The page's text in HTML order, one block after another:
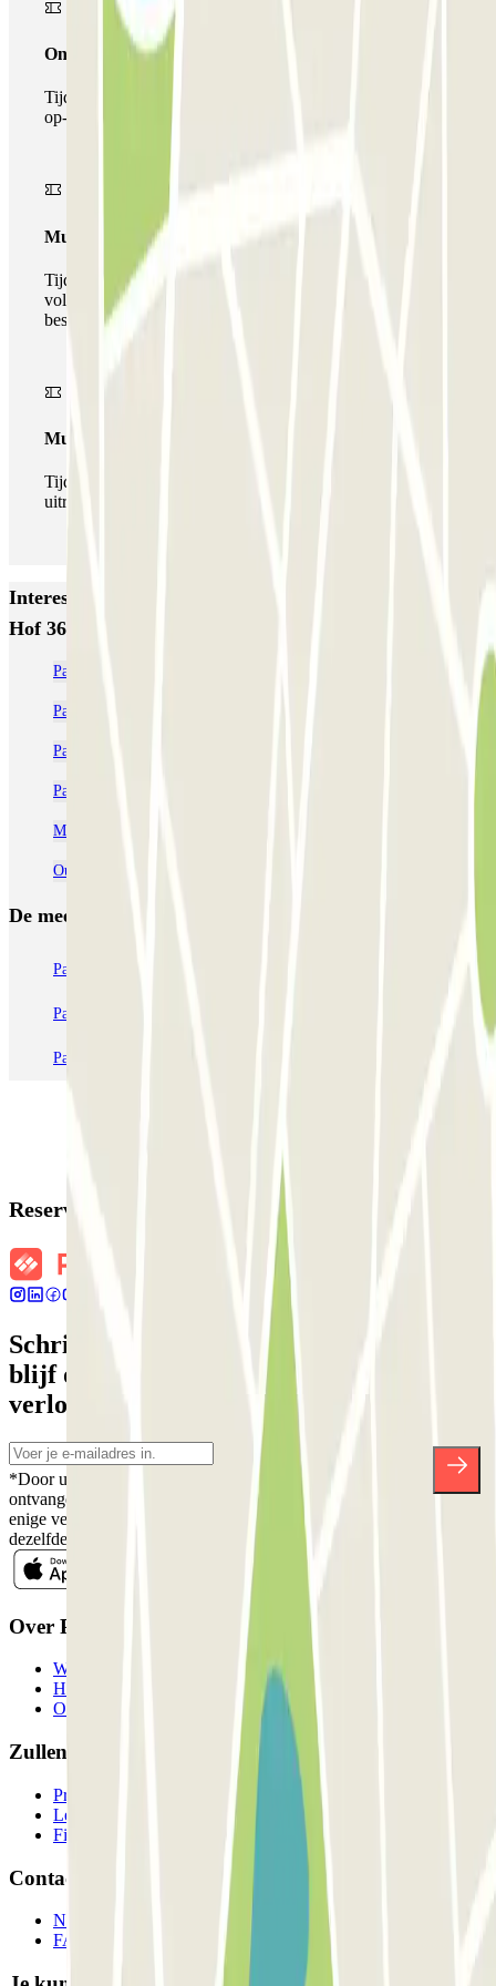
Onepass
Tijdens je verblijf kun je de parkeerplaats maar één keer
op- en afrijden.
Multiparking pass
Tijdens uw verblijf kunt u gebruik maken van het
volledige netwerk van parkeergarages van deze operator,
beschikbaar bij Parclick.
Multipass
Tijdens je verblijf kun je de parkeerplaats zo vaak in- en
uitrijden als je wilt.
Interessante plaatsen en evenementen dichtbij Parkbee
Hof 36
Parkeren bij AFAS Circustheater: Reserveer je plek | Parclick
Parkeren Scheveningen | Goedkope parkeergarage reserveren
Parkeren bij Rotterdam airport | Lang parkeren
Parkeren Rotterdam Centraal | Goedkope parkeergarage reserveren
Markthallen Rotterdam parkeren | Parclick
Oude Haven Rotterdam parkeren
De meest geboekte
Parkeren in Parijs
Parkeren in Station Venetië Mestre
Parkeren in Milaan
Reserveringsgegevens
Schrijf je in voor onze nieuwsbrief en
blijf op de hoogte van kortingen,
verlotingen en vele andere verrassingen.
*Door u in te schrijven aanvaardt u ons Privacybeleid voor het
ontvangen van commerciële communicatie van Parclick. Zonder
enige verplichting kunt u zich uitschrijven wanneer u maar wilt in
dezelfde nieuwsbrief.
Over Parclick
Wie we zijn
Hoe het werkt
Onze parkeergarages
Zullen we samenwerken?
Professionals
Leverancier parkeren
Filialen
Contact
Neem contact met ons op
FAQ